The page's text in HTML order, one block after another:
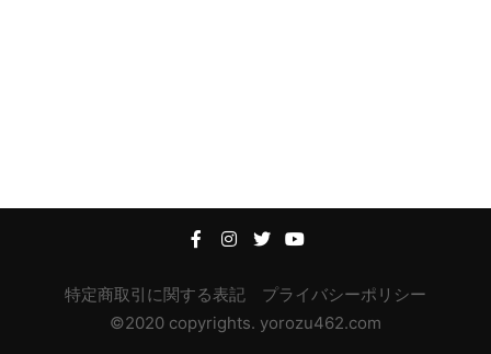
特定商取引に関する表記
プライバシーポリシー
©2020 copyrights. yorozu462.com